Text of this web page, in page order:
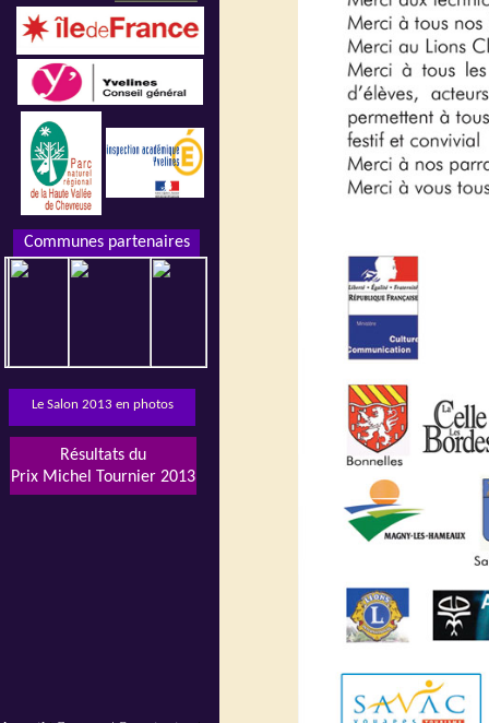
Communes partenaires
Résultats du
Prix Michel Tournier 2013
Le Salon 2013 en photos